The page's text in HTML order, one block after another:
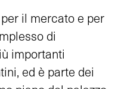
il mercato e per
di
importanti
ed è parte dei